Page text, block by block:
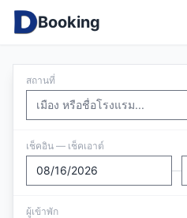
Booking
สถานที่
เช็คอิน — เช็คเอาต์
—
ผู้เข้าพัก